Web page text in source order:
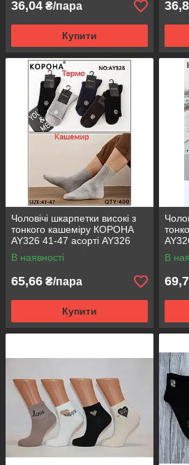
36,04 ₴/пара
Купити
Чоловічі шкарпетки високі з
тонкого кашеміру КОРОНА
AY326 41-47 асорті AY326
В наявності
65,66 ₴/пара
Купити
В